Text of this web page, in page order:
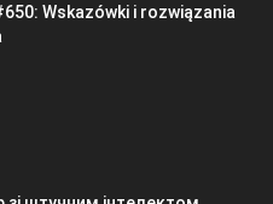
Wskazówki i rozwiązania